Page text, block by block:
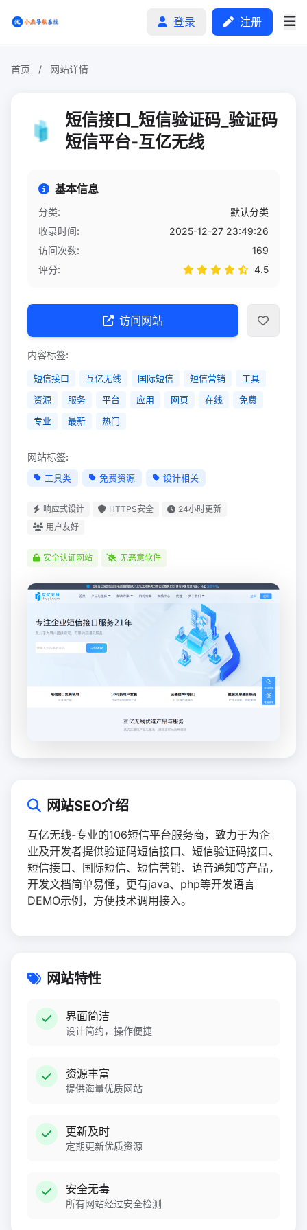
登录 注册
分类排行
自助广告
首页 / 网站详情
短信接口_短信验证码_验证码
短信平台-互亿无线
基本信息
分类:
默认分类
收录时间:
2025-12-27 23:49:26
访问次数:
169
评分:
4.5
访问网站
内容标签:
短信接口 互亿无线 国际短信 短信营销
工具
资源
服务 平台 应用 网页 在线
免费
专业
最新 热门
网站标签:
工具类 免费资源 设计相关
响应式设计 HTTPS安全
24小时更新
用户友好
安全认证网站 无恶意软件
网站SEO介绍
互亿无线-专业的106短信平台服务商，致力于为企
业及开发者提供验证码短信接口、短信验证码接口、
短信接口、国际短信、短信营销、语音通知等产品，
开发文档简单易懂，更有java、php等开发语言
DEMO示例，方便技术调用接入。
网站特性
界面简洁
设计简约，操作便捷
资源丰富
提供海量优质网站
更新及时
定期更新优质资源
安全无毒
所有网站经过安全检测